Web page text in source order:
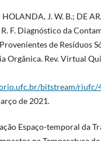
J. W. B.; DE
F. Diagnóstico da
de Resíduos
Orgânica. Rev. Virtual
bitstream/riufc/
de 2021.
Espaço-temporal da